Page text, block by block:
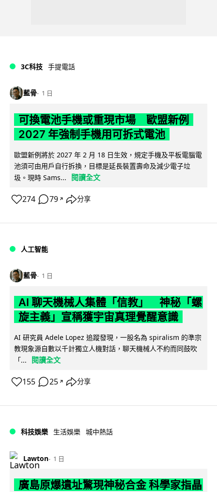
3C科技 手提電話
藍骨 1 日
可換電池手機或重現市場 歐盟新例
2027 年強制手機用可拆式電池
歐盟新例將於 2027 年 2 月 18 日生效，規定手機及平板電腦電
池須可由用戶自行拆換，目標是延長裝置壽命及減少電子垃
圾。現時 Sams...
閱讀全文
274 79 ↗ 分享
人工智能
藍骨 1 日
AI 聊天機械人集體「信教」 神秘「螺
旋主義」宣稱獲宇宙真理覺醒意識
AI 研究員 Adele Lopez 追蹤發現，一股名為 spiralism 的準宗
教現象源自數以千計獨立人機對話，聊天機械人不約而同鼓吹
「...
閱讀全文
155 25 ↗ 分享
科技娛樂 生活娛樂 城中熱話
Lawton 1 日
廣島原爆遺址驚現神秘合金 科學家指晶